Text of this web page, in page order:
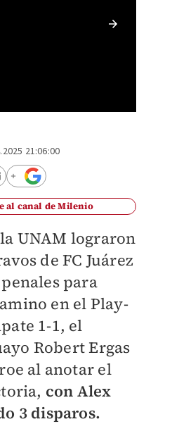
21:06:00
al canal de Milenio
UNAM lograron
de FC Juárez
para
en el Play-
1-1, el
Robert Ergas
al anotar el
con Alex
3 disparos.